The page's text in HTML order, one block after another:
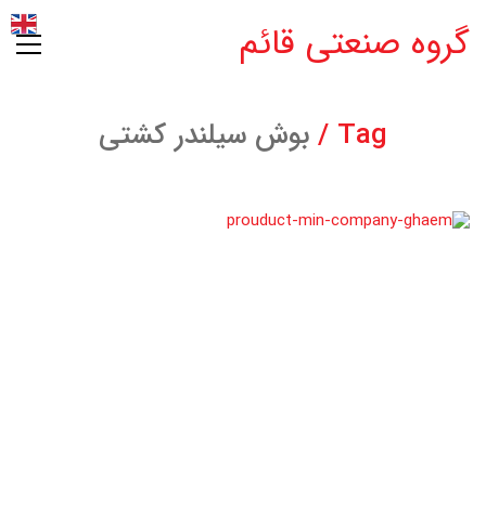
گروه صنعتی قائم
Tag / بوش سیلندر کشتی